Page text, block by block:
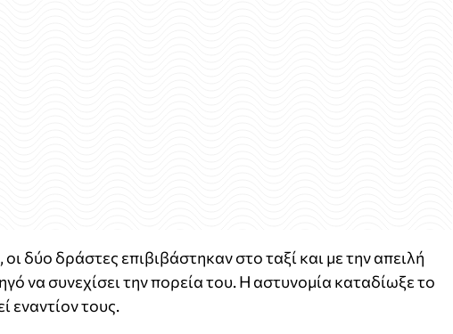
δύο δράστες επιβιβάστηκαν στο ταξί και με την απειλή
να συνεχίσει την πορεία του. Η αστυνομία καταδίωξε το
εναντίον τους.